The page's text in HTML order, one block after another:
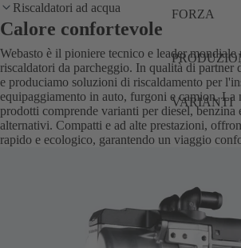
FORZA
VARIANTI
Riscaldatori ad acqua
Calore confortevole
Webasto è il pioniere tecnico e leader mondiale
riscaldatori da parcheggio. In qualità di partner
e produciamo soluzioni di riscaldamento per
equipaggiamento in auto, furgoni e camion. La
prodotti comprende varianti per diesel, benzina
alternativi. Compatti e ad alte prestazioni,
rapido e ecologico, garantendo un viaggio